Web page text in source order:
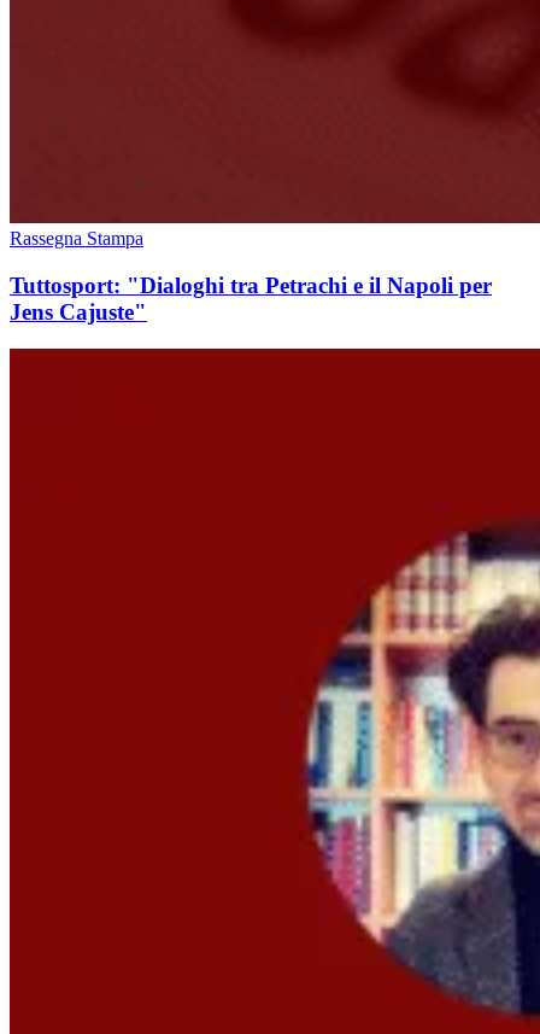
Rassegna Stampa
Tuttosport: "Dialoghi tra Petrachi e il Napoli per
Jens Cajuste"